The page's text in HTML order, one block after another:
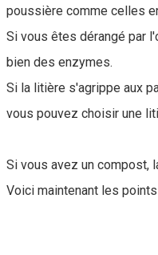
poussière comme celles
Si vous êtes dérangé par
bien des enzymes.
Si la litière s'agrippe aux
vous pouvez choisir une
Si vous avez un compost,
Voici maintenant les